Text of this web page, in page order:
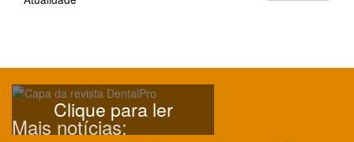
Clique para ler
Mais notícias: